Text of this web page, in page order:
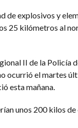
de explosivos y
25 kilómetros al
II de la Policía
ocurrió el martes
esta mañana.
unos 200 kilos